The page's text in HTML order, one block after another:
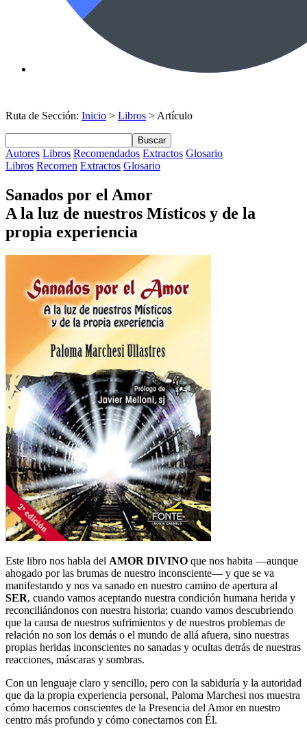
Ruta de Sección: Inicio > Libros > Artículo
Buscar
Autores Libros Recomendados Extractos Glosario
Libros Recomen Extractos Glosario
Sanados por el Amor
A la luz de nuestros Místicos y de la
propia experiencia
Este libro nos habla del AMOR DIVINO que nos habita ―aunque
ahogado por las brumas de nuestro inconsciente― y que se va
manifestando y nos va sanado en nuestro camino de apertura al
SER, cuando vamos aceptando nuestra condición humana herida y
reconciliándonos con nuestra historia; cuando vamos descubriendo
que la causa de nuestros sufrimientos y de nuestros problemas de
relación no son los demás o el mundo de allá afuera, sino nuestras
propias heridas inconscientes no sanadas y ocultas detrás de nuestras
reacciones, máscaras y sombras.
Con un lenguaje claro y sencillo, pero con la sabiduría y la autoridad
que da la propia experiencia personal, Paloma Marchesi nos muestra
cómo hacernos conscientes de la Presencia del Amor en nuestro
centro más profundo y cómo conectarnos con Él.